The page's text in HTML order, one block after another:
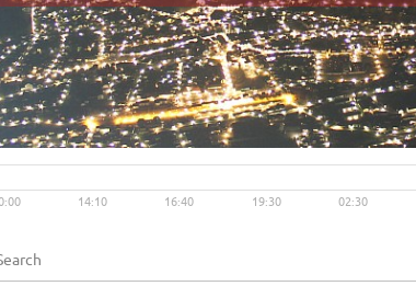
Live video available →
14:10 16:40 19:30 02:30